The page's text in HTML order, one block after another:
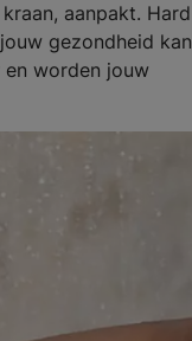
aanpakt. Hard
gezondheid kan
worden jouw